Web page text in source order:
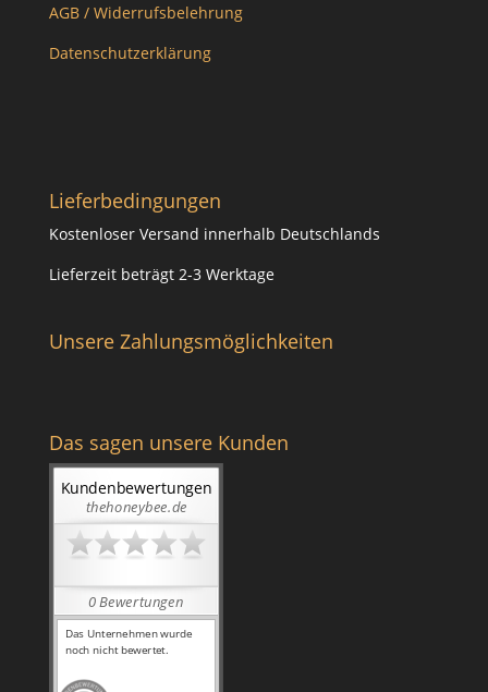
AGB / Widerrufsbelehrung
Datenschutzerklärung
Lieferbedingungen
Kostenloser Versand innerhalb Deutschlands
Lieferzeit beträgt 2-3 Werktage
Unsere Zahlungsmöglichkeiten
Das sagen unsere Kunden